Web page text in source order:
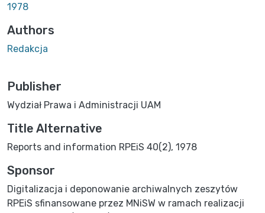
1978
Authors
Redakcja
Publisher
Wydział Prawa i Administracji UAM
Title Alternative
Reports and information RPEiS 40(2), 1978
Sponsor
Digitalizacja i deponowanie archiwalnych zeszytów
RPEiS sfinansowane przez MNiSW w ramach realizacji